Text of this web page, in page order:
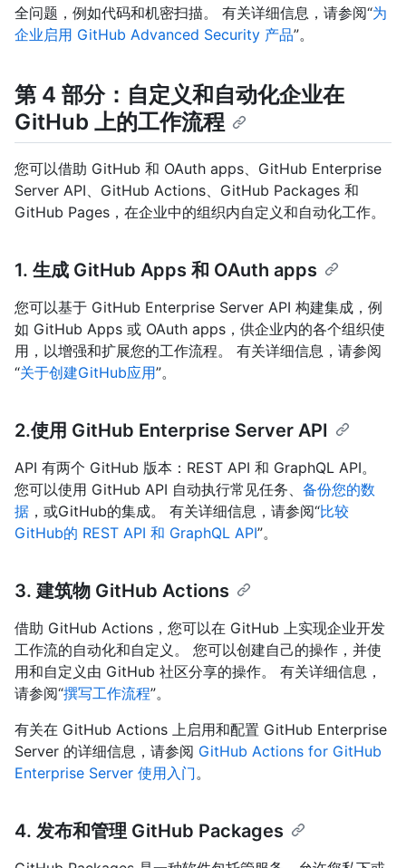
全问题，例如代码和机密扫描。 有关详细信息，请参阅“为
企业启用 GitHub Advanced Security 产品”。
第 4 部分：自定义和自动化企业在
GitHub 上的工作流程
您可以借助 GitHub 和 OAuth apps、GitHub Enterprise
Server API、GitHub Actions、GitHub Packages 和
GitHub Pages，在企业中的组织内自定义和自动化工作。
1. 生成 GitHub Apps 和 OAuth apps
您可以基于 GitHub Enterprise Server API 构建集成，例
如 GitHub Apps 或 OAuth apps，供企业内的各个组织使
用，以增强和扩展您的工作流程。 有关详细信息，请参阅
“关于创建GitHub应用”。
2.使用 GitHub Enterprise Server API
API 有两个 GitHub 版本：REST API 和 GraphQL API。
您可以使用 GitHub API 自动执行常见任务、 备份您的数
据 ，或GitHub的集成。 有关详细信息，请参阅“比较
GitHub的 REST API 和 GraphQL API”。
3. 建筑物 GitHub Actions
借助 GitHub Actions，您可以在 GitHub 上实现企业开发
工作流的自动化和自定义。 您可以创建自己的操作，并使
用和自定义由 GitHub 社区分享的操作。 有关详细信息，
请参阅“撰写工作流程”。
有关在 GitHub Actions 上启用和配置 GitHub Enterprise
Server 的详细信息，请参阅 GitHub Actions for GitHub
Enterprise Server 使用入门。
4. 发布和管理 GitHub Packages